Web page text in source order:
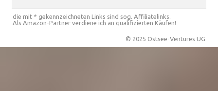
die mit * gekennzeichneten Links sind sog. Affiliatelinks.
Als Amazon-Partner verdiene ich an qualifizierten Käufen!
© 2025 Ostsee-Ventures UG